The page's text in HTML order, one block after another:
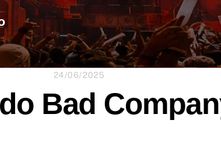
24/06/2025
Bad